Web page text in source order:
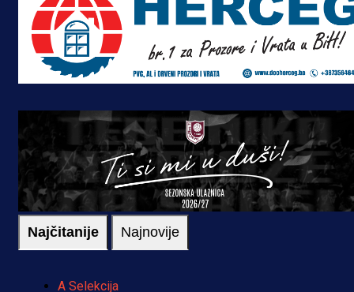
Najčitanije Najnovije
A Selekcija